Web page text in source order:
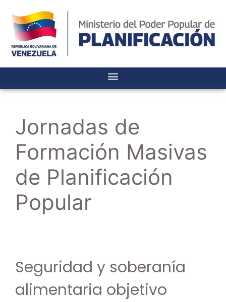
Jornadas de
Formación Masivas
de Planificación
Popular
Seguridad y soberanía
alimentaria objetivo